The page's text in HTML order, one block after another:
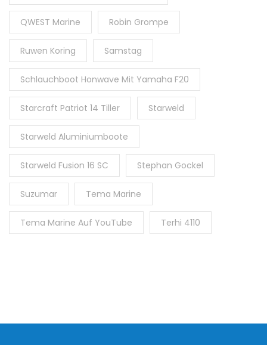
QWEST Marine Robin Grompe
Ruwen Koring Samstag
Schlauchboot Honwave Mit Yamaha F20
Starcraft Patriot 14 Tiller Starweld
Starweld Aluminiumboote
Starweld Fusion 16 SC Stephan Gockel
Suzumar Tema Marine
Tema Marine Auf YouTube Terhi 4110